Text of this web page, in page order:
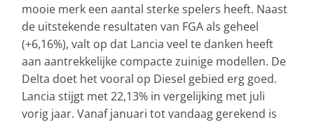
mooie merk een aantal sterke spelers heeft. Naast
de uitstekende resultaten van FGA als geheel
(+6,16%), valt op dat Lancia veel te danken heeft
aan aantrekkelijke compacte zuinige modellen. De
Delta doet het vooral op Diesel gebied erg goed.
Lancia stijgt met 22,13% in vergelijking met juli
vorig jaar. Vanaf januari tot vandaag gerekend is